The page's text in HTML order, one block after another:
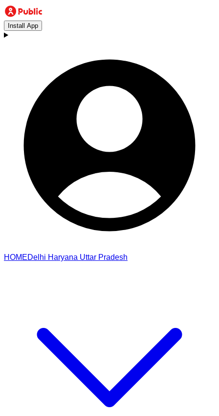
Install App
HOMEDelhi Haryana Uttar Pradesh